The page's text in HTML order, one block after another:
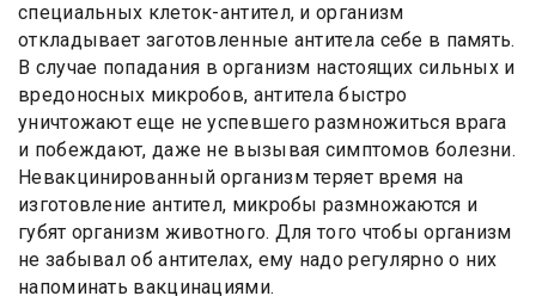
специальных клеток-антител, и организм
откладывает заготовленные антитела себе в память.
В случае попадания в организм настоящих сильных и
вредоносных микробов, антитела быстро
уничтожают еще не успевшего размножиться врага
и побеждают, даже не вызывая симптомов болезни.
Невакцинированный организм теряет время на
изготовление антител, микробы размножаются и
губят организм животного. Для того чтобы организм
не забывал об антителах, ему надо регулярно о них
напоминать вакцинациями.